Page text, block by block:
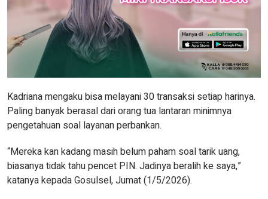
Kadriana mengaku bisa melayani 30 transaksi setiap harinya.
Paling banyak berasal dari orang tua lantaran minimnya
pengetahuan soal layanan perbankan.
“Mereka kan kadang masih belum paham soal tarik uang,
biasanya tidak tahu pencet PIN. Jadinya beralih ke saya,”
katanya kepada Gosulsel, Jumat (1/5/2026).